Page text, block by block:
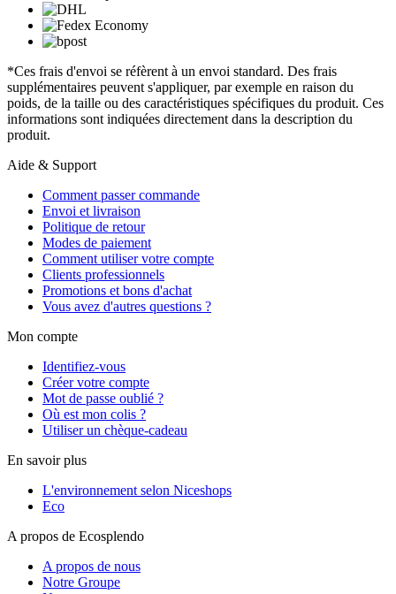
*Ces frais d'envoi se réfèrent à un envoi standard. Des frais
supplémentaires peuvent s'appliquer, par exemple en raison du
poids, de la taille ou des caractéristiques spécifiques du produit. Ces
informations sont indiquées directement dans la description du
produit.
Aide & Support
Comment passer commande
Envoi et livraison
Politique de retour
Modes de paiement
Comment utiliser votre compte
Clients professionnels
Promotions et bons d'achat
Vous avez d'autres questions ?
Mon compte
Identifiez-vous
Créer votre compte
Mot de passe oublié ?
Où est mon colis ?
Utiliser un chèque-cadeau
En savoir plus
L'environnement selon Niceshops
Eco
A propos de Ecosplendo
A propos de nous
Notre Groupe